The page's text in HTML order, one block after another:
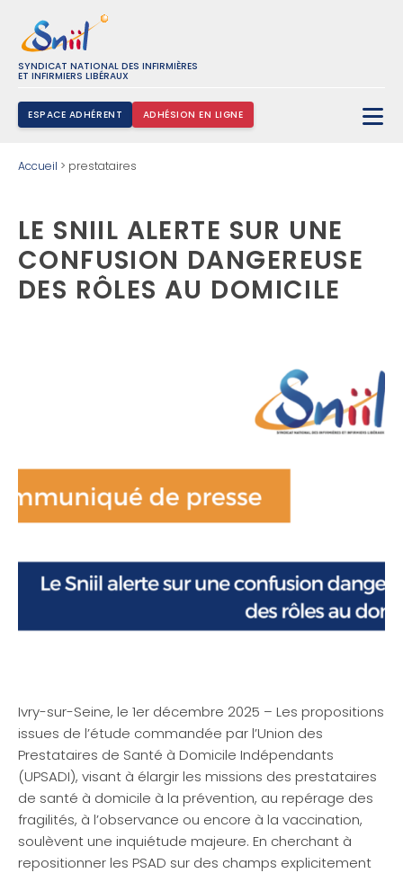
SYNDICAT NATIONAL DES INFIRMIÈRES
ET INFIRMIERS LIBÉRAUX
ESPACE ADHÉRENT ADHÉSION EN LIGNE
Accueil > prestataires
LE SNIIL ALERTE SUR UNE
CONFUSION DANGEREUSE
DES RÔLES AU DOMICILE
Ivry-sur-Seine, le 1er décembre 2025 – Les propositions
issues de l’étude commandée par l’Union des
Prestataires de Santé à Domicile Indépendants
(UPSADI), visant à élargir les missions des prestataires
de santé à domicile à la prévention, au repérage des
fragilités, à l’observance ou encore à la vaccination,
soulèvent une inquiétude majeure. En cherchant à
repositionner les PSAD sur des champs explicitement